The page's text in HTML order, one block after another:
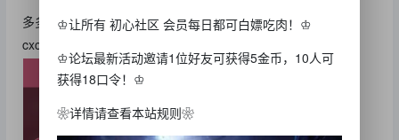
多多分享初心社区
cxcx0.cc
♔让所有 初心社区 会员每日都可白嫖吃肉！♔
♔论坛最新活动邀请1位好友可获得5金币，10人可
获得18口令！♔
❀详情请查看本站规则❀